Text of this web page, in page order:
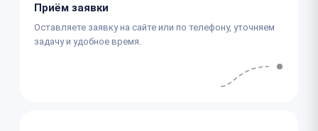
Приём заявки
Оставляете заявку на сайте или по телефону, уточняем
задачу и удобное время.